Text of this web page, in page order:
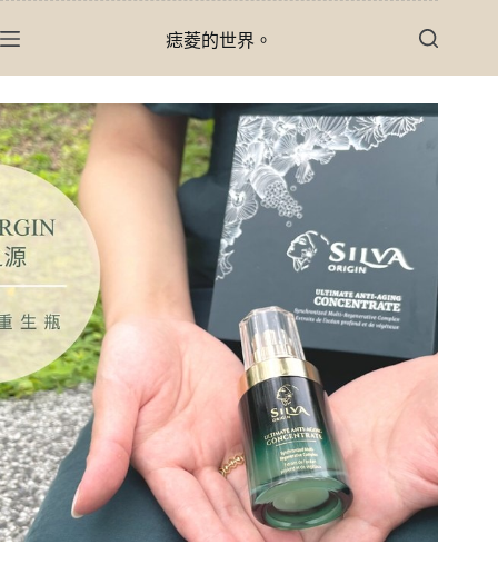
至
內
容
痣菱的世界。